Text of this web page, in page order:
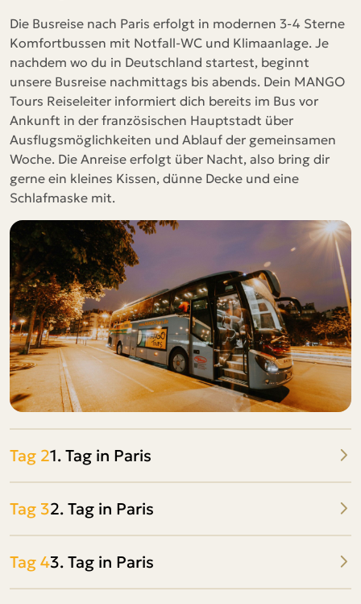
Die Busreise nach Paris erfolgt in modernen 3-4 Sterne
Komfortbussen mit Notfall-WC und Klimaanlage. Je
nachdem wo du in Deutschland startest, beginnt
unsere Busreise nachmittags bis abends. Dein MANGO
Tours Reiseleiter informiert dich bereits im Bus vor
Ankunft in der französischen Hauptstadt über
Ausflugsmöglichkeiten und Ablauf der gemeinsamen
Woche. Die Anreise erfolgt über Nacht, also bring dir
gerne ein kleines Kissen, dünne Decke und eine
Schlafmaske mit.
Tag 21. Tag in Paris
Tag 32. Tag in Paris
Tag 43. Tag in Paris